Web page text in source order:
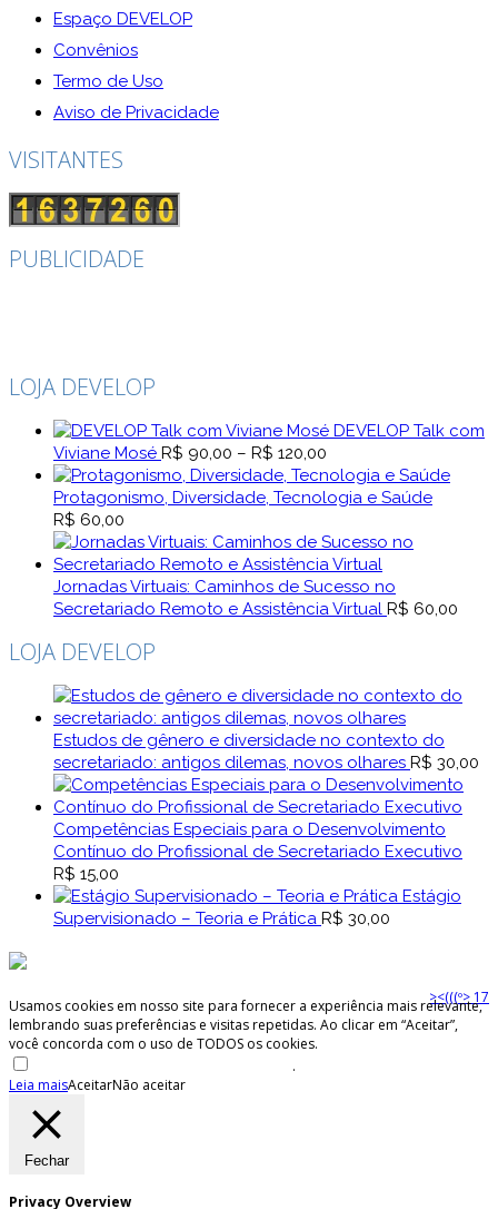
Espaço DEVELOP
Convênios
Termo de Uso
Aviso de Privacidade
VISITANTES
PUBLICIDADE
LOJA DEVELOP
DEVELOP Talk com
Viviane Mosé R$ 90,00 – R$ 120,00
de
preço:
através
R$ 120,00
Protagonismo, Diversidade, Tecnologia e Saúde
R$ 60,00
Jornadas Virtuais: Caminhos de Sucesso no
Secretariado Remoto e Assistência Virtual R$ 60,00
LOJA DEVELOP
Estudos de gênero e diversidade no contexto do
secretariado: antigos dilemas, novos olhares R$ 30,00
Competências Especiais para o Desenvolvimento
Contínuo do Profissional de Secretariado Executivo
R$ 15,00
Estágio
Supervisionado – Teoria e Prática R$ 30,00
><(((º> 17
Usamos cookies em nosso site para fornecer a experiência mais relevante,
lembrando suas preferências e visitas repetidas. Ao clicar em “Aceitar”,
você concorda com o uso de TODOS os cookies.
.
Leia maisAceitarNão aceitar
Fechar
Privacy Overview